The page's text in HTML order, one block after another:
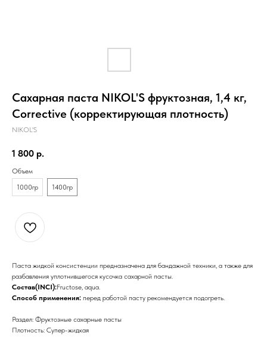
Сахарная паста NIKOL'S фруктозная, 1,4 кг,
Corrective (корректирующая плотность)
NIKOL'S
1 800 р.
Объем
1000гр
1400гр
Паста жидкой консистенции предназначена для бандажной техники, а также для
разбавления уплотнившегося кусочка сахарной пасты.
Состав(INCI):Fructose, aqua.
Способ применения: перед работой пасту рекомендуется подогреть.
Раздел: Фруктозные сахарные пасты
Плотность: Супер-жидкая